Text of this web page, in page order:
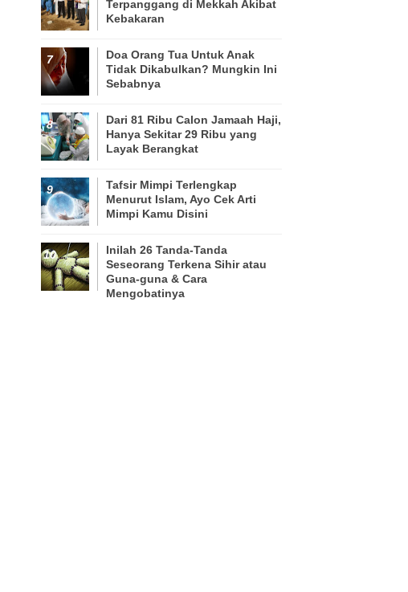
Terpanggang di Mekkah Akibat
Kebakaran
Doa Orang Tua Untuk Anak
Tidak Dikabulkan? Mungkin Ini
Sebabnya
Dari 81 Ribu Calon Jamaah Haji,
Hanya Sekitar 29 Ribu yang
Layak Berangkat
Tafsir Mimpi Terlengkap
Menurut Islam, Ayo Cek Arti
Mimpi Kamu Disini
Inilah 26 Tanda-Tanda
Seseorang Terkena Sihir atau
Guna-guna & Cara
Mengobatinya